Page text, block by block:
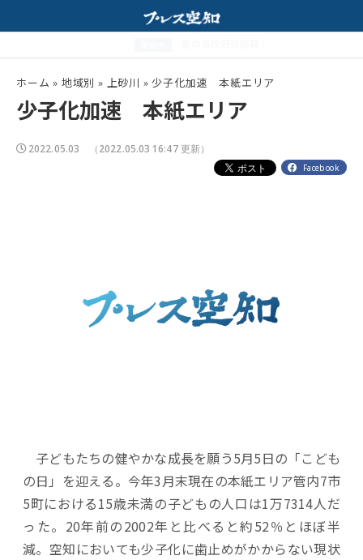
ホーム » 地域別 » 上砂川 »少子化加速 本紙エリア
少子化加速 本紙エリア
2022.05.03 （2022.05.03 16:47 更新）
Facebook
子どもたちの健やかな成長を願う5月5日の「こども
の日」を迎える。今年3月末現在の本紙エリア管内7市
5町における15歳未満の子どもの人口は1万7314人だ
った。20年前の2002年と比べると約52％とほぼ半
減。空知においても少子化に歯止めがかからない現状